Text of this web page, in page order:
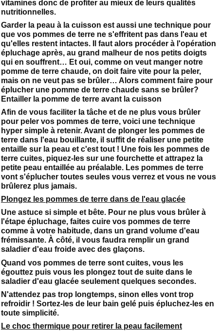
vitamines donc de profiter au mieux de leurs qualités
nutritionnelles.
Garder la peau à la cuisson est aussi une technique pour
que vos pommes de terre ne s'effritent pas dans l'eau et
qu'elles restent intactes. Il faut alors procéder à l'opération
épluchage après, au grand malheur de nos petits doigts
qui en souffrent… Et oui, comme on veut manger notre
pomme de terre chaude, on doit faire vite pour la peler,
mais on ne veut pas se brûler… Alors comment faire pour
éplucher une pomme de terre chaude sans se brûler?
Entailler la pomme de terre avant la cuisson
Afin de vous faciliter la tâche et de ne plus vous brûler
pour peler vos pommes de terre, voici une technique
hyper simple à retenir. Avant de plonger les pommes de
terre dans l'eau bouillante, il suffit de réaliser une petite
entaille sur la peau et c'est tout ! Une fois les pommes de
terre cuites, piquez-les sur une fourchette et attrapez la
petite peau entaillée au préalable. Les pommes de terre
vont s'éplucher toutes seules vous verrez et vous ne vous
brûlerez plus jamais.
Plongez les pommes de terre dans de l'eau glacée
Une astuce si simple et bête. Pour ne plus vous brûler à
l'étape épluchage, faites cuire vos pommes de terre
comme à votre habitude, dans un grand volume d'eau
frémissante. À côté, il vous faudra remplir un grand
saladier d'eau froide avec des glaçons.
Quand vos pommes de terre sont cuites, vous les
égouttez puis vous les plongez tout de suite dans le
saladier d'eau glacée seulement quelques secondes.
N'attendez pas trop longtemps, sinon elles vont trop
refroidir ! Sortez-les de leur bain gelé puis épluchez-les en
toute simplicité.
Le choc thermique pour retirer la peau facilement